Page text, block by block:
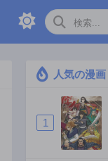
人気の漫画
1